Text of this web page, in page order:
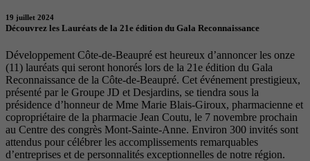
19 juillet 2024
Découvrez les Lauréats de la 21e édition du Gala Reconnaissance
Développement Côte-de-Beaupré est heureux d’annoncer les onze
(11) lauréats qui seront honorés lors de la 21e édition du Gala
Reconnaissance de la Côte-de-Beaupré. Cet événement prestigieux,
présenté par le Groupe JD et Desjardins, se tiendra sous la
présidence d’honneur de Mme Marie Blais-Giroux, pharmacienne et
copropriétaire de la pharmacie Jean Coutu, le 7 novembre prochain
au Centre des congrès Mont-Sainte-Anne. Environ 300 invités sont
attendus pour célébrer les accomplissements remarquables
d’entreprises et de personnalités exceptionnelles de notre région.